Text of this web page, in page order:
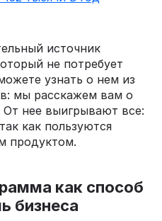
источник
не потребует
узнать о нем из
мы расскажем вам о
нее выигрывают все:
как пользуются
продуктом.
как способ
бизнеса